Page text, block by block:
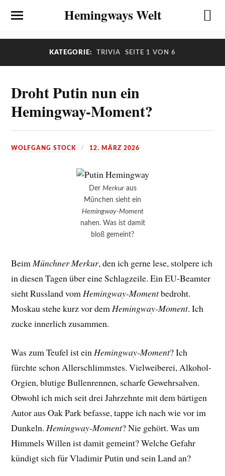
Hemingways Welt
KATEGORIE: TRIVIA SEITE 1 VON 6
Droht Putin nun ein
Hemingway-Moment?
WOLFGANG STOCK 12. MÄRZ 2026
Der Merkuraus
München sieht ein
Hemingway-Moment
nahen. Was ist damit
bloß gemeint?
BeimMünchner Merkur, den ich gerne lese, stolpere ich
in diesen Tagen über eine Schlagzeile. Ein EU-Beamter
sieht Russland vomHemingway-Momentbedroht.
Moskau stehe kurz vor demHemingway-Moment. Ich
zucke innerlich zusammen.
Was zum Teufel ist ein Hemingway-Moment? Ich
fürchte schon Allerschlimmstes. Vielweiberei, Alkohol-
Orgien, blutige Bullenrennen, scharfe Gewehrsalven.
Obwohl ich mich seit drei Jahrzehnte mit dem bärtigen
Autor aus Oak Park befasse, tappe ich nach wie vor im
Dunkeln. Hemingway-Moment? Nie gehört. Was um
Himmels Willen ist damit gemeint? Welche Gefahr
kündigt sich für Vladimir Putin und sein Land an?